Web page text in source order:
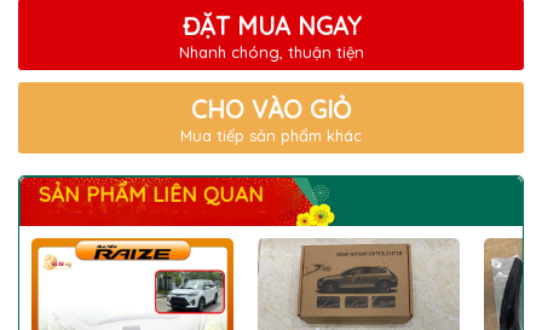
ĐẶT MUA NGAY
Nhanh chóng, thuận tiện
CHO VÀO GIỎ
Mua tiếp sản phẩm khác
SẢN PHẨM LIÊN QUAN